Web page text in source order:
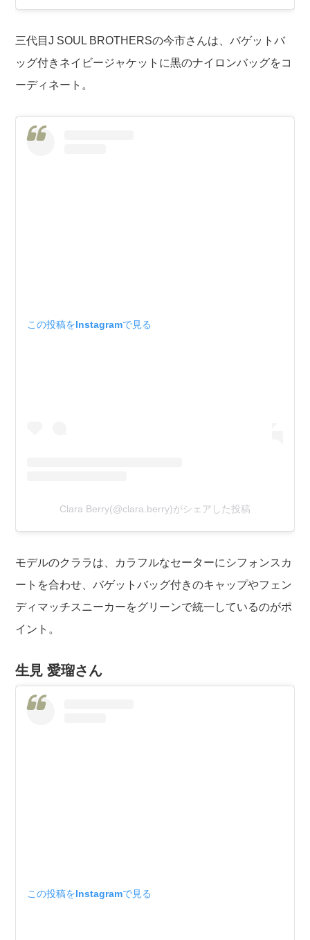
三代目J SOUL BROTHERSの今市さんは、バゲットバ
ッグ付きネイビージャケットに黒のナイロンバッグをコ
ーディネート。
この投稿をInstagramで見る
Clara Berry(@clara.berry)がシェアした投稿
モデルのクララは、カラフルなセーターにシフォンスカ
ートを合わせ、バゲットバッグ付きのキャップやフェン
ディマッチスニーカーをグリーンで統一しているのがポ
イント。
生見 愛瑠さん
この投稿をInstagramで見る